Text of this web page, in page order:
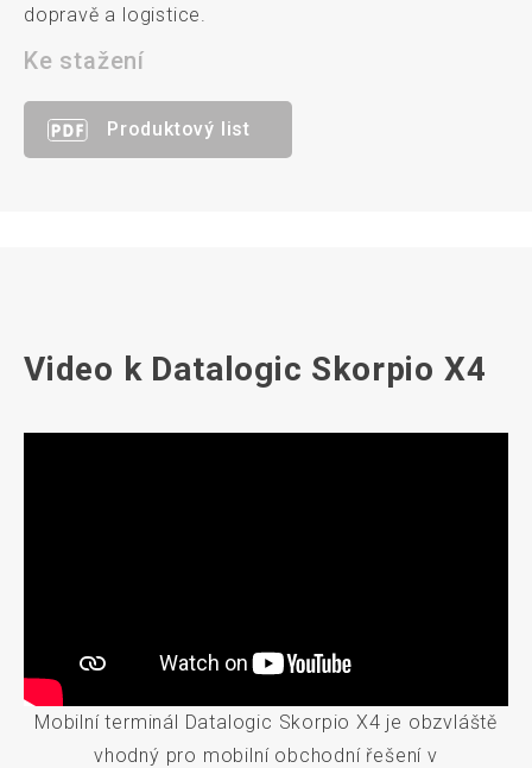
dopravě a logistice.
Ke stažení
Produktový list
Video k Datalogic Skorpio X4
Mobilní terminál Datalogic Skorpio X4 je obzvláště
vhodný pro mobilní obchodní řešení v